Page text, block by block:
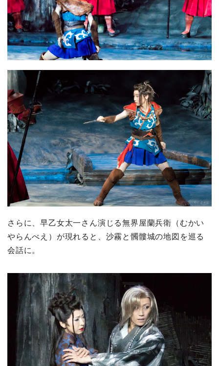
さらに、早乙女太一さん演じる無界屋蘭兵衛（むかい
やらんべえ）が現れると、沙霧と髑髏城の地図を巡る
会話に。